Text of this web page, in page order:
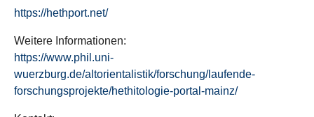
https://hethport.net/
Weitere Informationen:
https://www.phil.uni-
wuerzburg.de/altorientalistik/forschung/laufende-
forschungsprojekte/hethitologie-portal-mainz/